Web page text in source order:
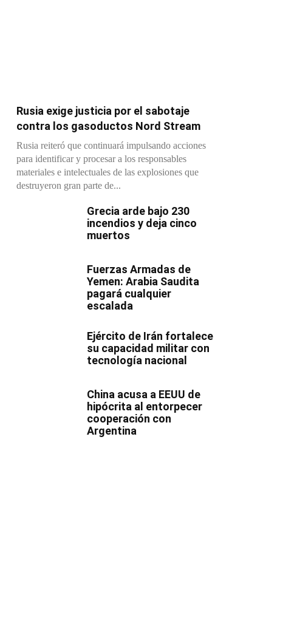
Rusia exige justicia por el sabotaje
contra los gasoductos Nord Stream
Rusia reiteró que continuará impulsando acciones
para identificar y procesar a los responsables
materiales e intelectuales de las explosiones que
destruyeron gran parte de...
Grecia arde bajo 230
incendios y deja cinco
muertos
Fuerzas Armadas de
Yemen: Arabia Saudita
pagará cualquier
escalada
Ejército de Irán fortalece
su capacidad militar con
tecnología nacional
China acusa a EEUU de
hipócrita al entorpecer
cooperación con
Argentina